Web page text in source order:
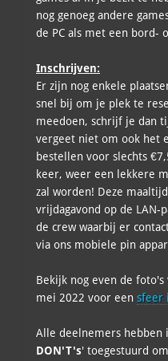
nog genoeg andere
de PC als met een bord-
Inschrijven:
Er zijn nog enkele
snel bij om je plek te
meedoen, schrijf je dan
vergeet niet om ook het
bestellen voor slechts
keer, weer een lekkere
zal worden! Deze
vrijdagavond op de LAN-
de crew waarbij er
via ons mobiele pin
Bekijk nog even de foto's
mei 2022 voor een sfeer
Alle deelnemers hebben
DON'T's' toegestuurd